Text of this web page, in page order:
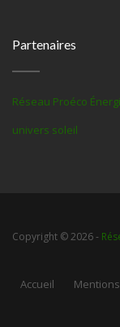
Partenaires
Réseau Proéco
univers soleil
Copyright © 2026 -
Accueil